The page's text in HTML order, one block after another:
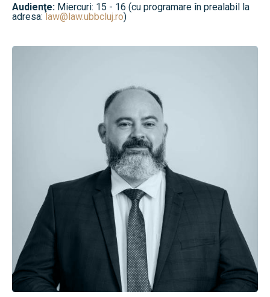
Audienţe: Miercuri: 15 - 16 (cu programare în prealabil la
adresa: law@law.ubbcluj.ro)